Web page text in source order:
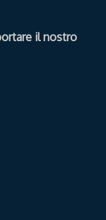
il nostro